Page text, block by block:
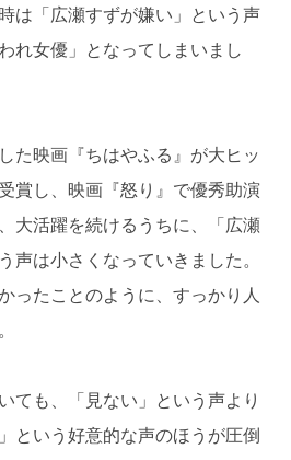
は「広瀬すずが嫌い」という声
れ女優」となってしまいまし
た映画『ちはやふる』が大ヒッ
賞し、映画『怒り』で優秀助演
大活躍を続けるうちに、「広瀬
声は小さくなっていきました。
ったことのように、すっかり人
ても、「見ない」という声より
という好意的な声のほうが圧倒